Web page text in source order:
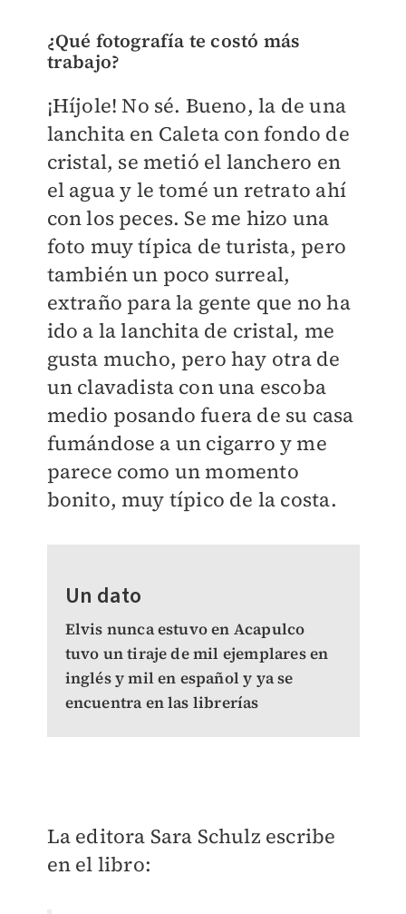
¿Qué fotografía te costó más
trabajo?
¡Híjole! No sé. Bueno, la de una
lanchita en Caleta con fondo de
cristal, se metió el lanchero en
el agua y le tomé un retrato ahí
con los peces. Se me hizo una
foto muy típica de turista, pero
también un poco surreal,
extraño para la gente que no ha
ido a la lanchita de cristal, me
gusta mucho, pero hay otra de
un clavadista con una escoba
medio posando fuera de su casa
fumándose a un cigarro y me
parece como un momento
bonito, muy típico de la costa.
Un dato
Elvis nunca estuvo en Acapulco
tuvo un tiraje de mil ejemplares en
inglés y mil en español y ya se
encuentra en las librerías
La editora Sara Schulz escribe
en el libro: